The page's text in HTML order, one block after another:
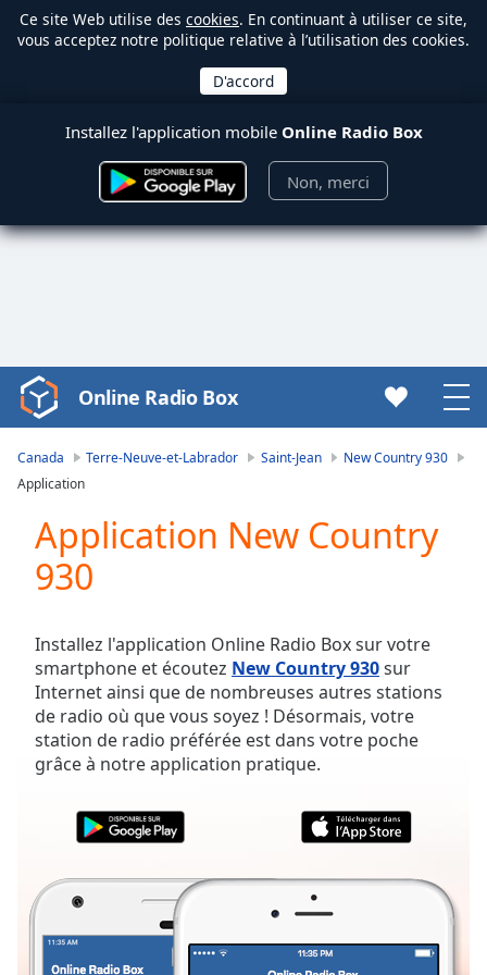
Ce site Web utilise des cookies. En continuant à utiliser ce site,
vous acceptez notre politique relative à l’utilisation des cookies.
Installez l'application mobile Online Radio Box
Non, merci
Video
Player
loading.
Video
Play
Skip
Backward
Mute
Current
Time0:00
Duration-:-
Loaded:
LIVE
live,
currently
behind
LIVE
Online Radio Box
Canada Terre-Neuve-et-Labrador Saint-Jean
New Country 930
Application
Application New Country
930
Installez l'application Online Radio Box sur votre
smartphone et écoutez New Country 930sur
Internet ainsi que de nombreuses autres stations
de radio où que vous soyez ! Désormais, votre
station de radio préférée est dans votre poche
grâce à notre application pratique.